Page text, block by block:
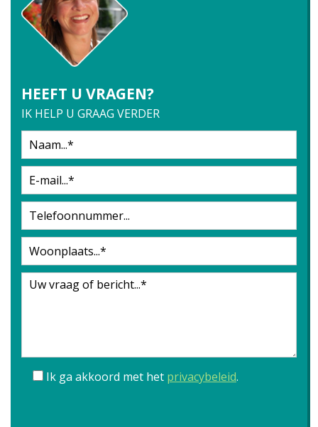
HEEFT U VRAGEN?
IK HELP U GRAAG VERDER
Ik ga akkoord met het privacybeleid.